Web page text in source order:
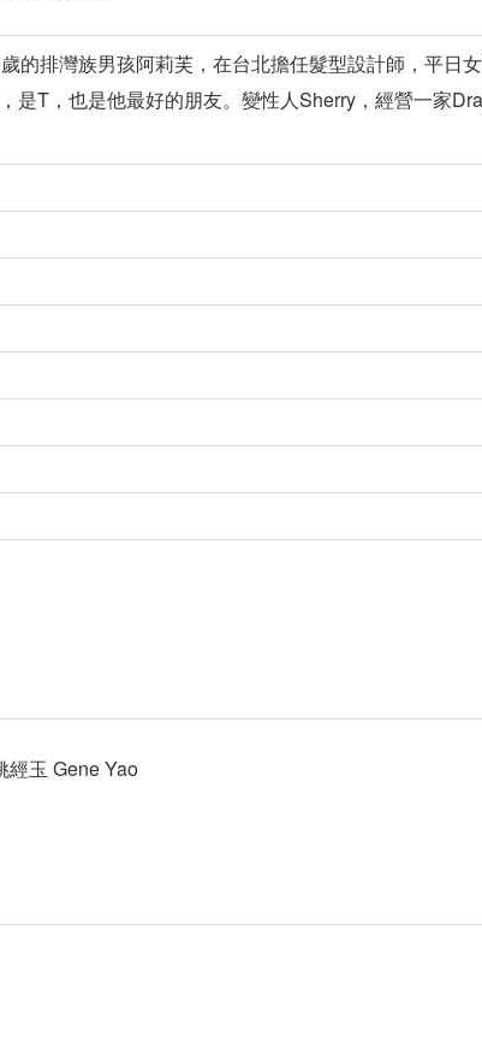
的排灣族男孩阿莉芙，在台北擔任髮型設計師，平日
是T，也是他最好的朋友。變性人Sherry，經營一家
經玉 Gene Yao